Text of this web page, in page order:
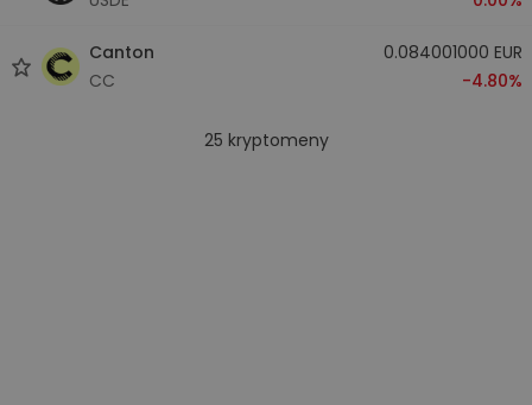
Canton
CC
0.084001000 EUR
-4.80%
25 kryptomeny